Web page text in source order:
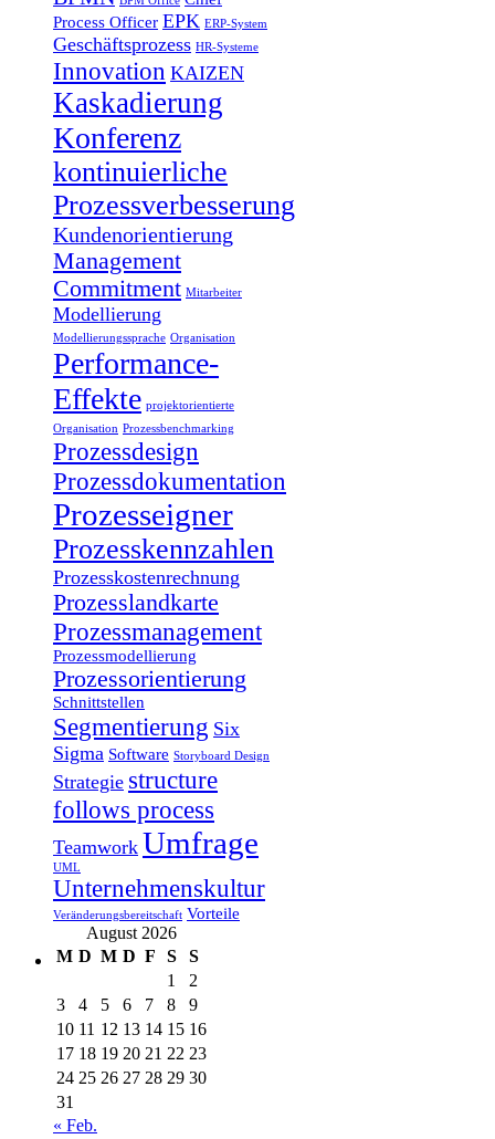
Process Officer EPK ERP-System
Geschäftsprozess HR-Systeme
Innovation KAIZEN
Kaskadierung
Konferenz
kontinuierliche
Prozessverbesserung
Kundenorientierung
Management
Commitment Mitarbeiter
Modellierung
Modellierungssprache Organisation
Performance-
Effekte projektorientierte
Organisation Prozessbenchmarking
Prozessdesign
Prozessdokumentation
Prozesseigner
Prozesskennzahlen
Prozesskostenrechnung
Prozesslandkarte
Prozessmanagement
Prozessmodellierung
Prozessorientierung
Schnittstellen
Segmentierung Six
Sigma Software Storyboard Design
Strategie structure
follows process
Teamwork Umfrage
UML
Unternehmenskultur
Veränderungsbereitschaft Vorteile
August 2026
M D M D F S
S
1
2
3
4 5 6 7 8
9
10 11 12 13 14 15 16
17 18 19 20 21 22 23
24 25 26 27 28 29 30
31
« Feb.